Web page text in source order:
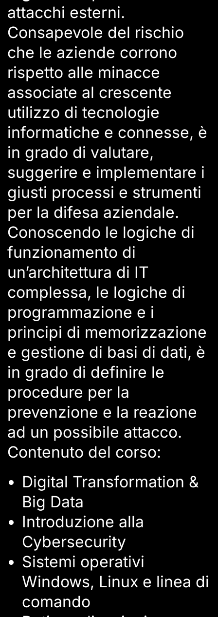
attacchi esterni.
Consapevole del rischio
che le aziende corrono
rispetto alle minacce
associate al crescente
utilizzo di tecnologie
informatiche e connesse, è
in grado di valutare,
suggerire e implementare i
giusti processi e strumenti
per la difesa aziendale.
Conoscendo le logiche di
funzionamento di
un’architettura di IT
complessa, le logiche di
programmazione e i
principi di memorizzazione
e gestione di basi di dati, è
in grado di definire le
procedure per la
prevenzione e la reazione
ad un possibile attacco.
Contenuto del corso:
Digital Transformation &
Big Data
Introduzione alla
Cybersecurity
Sistemi operativi
Windows, Linux e linea di
comando